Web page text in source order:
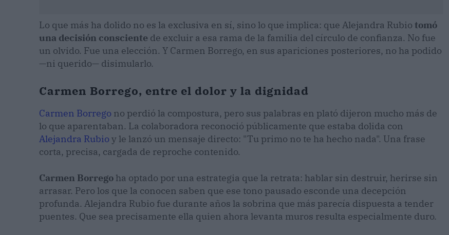
Lo que más ha dolido no es la exclusiva en sí, sino lo que implica: que Alejandra Rubio tomó
una decisión consciente de excluir a esa rama de la familia del círculo de confianza. No fue
un olvido. Fue una elección. Y Carmen Borrego, en sus apariciones posteriores, no ha podido
—ni querido— disimularlo.
Carmen Borrego, entre el dolor y la dignidad
Carmen Borrego no perdió la compostura, pero sus palabras en plató dijeron mucho más de
lo que aparentaban. La colaboradora reconoció públicamente que estaba dolida con
Alejandra Rubio y le lanzó un mensaje directo: "Tu primo no te ha hecho nada". Una frase
corta, precisa, cargada de reproche contenido.
Carmen Borrego ha optado por una estrategia que la retrata: hablar sin destruir, herirse sin
arrasar. Pero los que la conocen saben que ese tono pausado esconde una decepción
profunda. Alejandra Rubio fue durante años la sobrina que más parecía dispuesta a tender
puentes. Que sea precisamente ella quien ahora levanta muros resulta especialmente duro.